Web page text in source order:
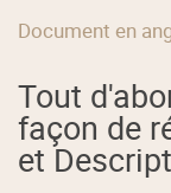
Document en
Tout
façon de
et